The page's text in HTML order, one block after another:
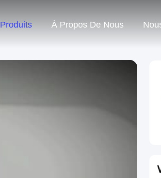
Produits À Propos De Nous